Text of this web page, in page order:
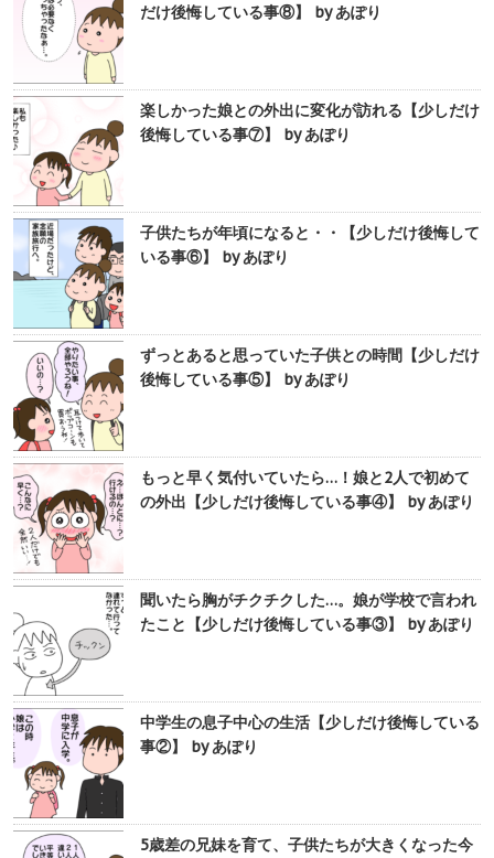
だけ後悔している事⑧】 by あぽり
楽しかった娘との外出に変化が訪れる【少しだけ
後悔している事⑦】 by あぽり
子供たちが年頃になると・・【少しだけ後悔して
いる事⑥】 by あぽり
ずっとあると思っていた子供との時間【少しだけ
後悔している事⑤】 by あぽり
もっと早く気付いていたら…！娘と2人で初めて
の外出【少しだけ後悔している事④】 by あぽり
聞いたら胸がチクチクした…。娘が学校で言われ
たこと【少しだけ後悔している事③】 by あぽり
中学生の息子中心の生活【少しだけ後悔している
事②】 by あぽり
5歳差の兄妹を育て、子供たちが大きくなった今